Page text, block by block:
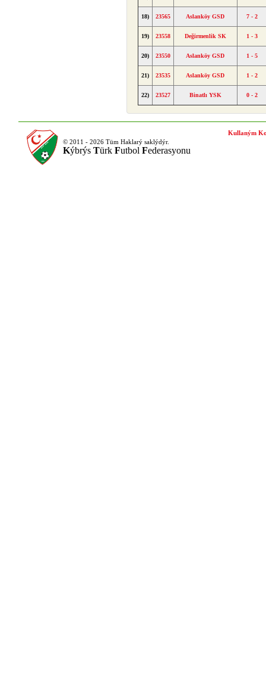
18) 23565 Aslanköy GSD 7 - 2
19) 23558 Değirmenlik SK 1 - 3
20) 23550 Aslanköy GSD 1 - 5
21) 23535 Aslanköy GSD 1 - 2
22) 23527 Binatlı YSK 0 - 2
© 2011 - 2026 Tüm Haklarý saklýdýr.
Kýbrýs Türk Futbol Federasyonu
Kullaným